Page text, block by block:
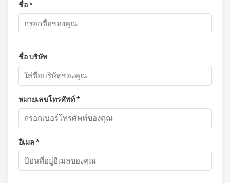
ชื่อ *
ชื่อ บริษัท
หมายเลขโทรศัพท์ *
อีเมล *